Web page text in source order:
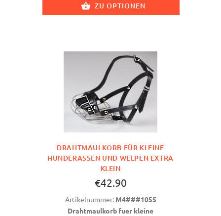
ZU OPTIONEN
DRAHTMAULKORB FÜR KLEINE
HUNDERASSEN UND WELPEN EXTRA
KLEIN
€42.90
Artikelnummer: M4###1055
Drahtmaulkorb fuer kleine